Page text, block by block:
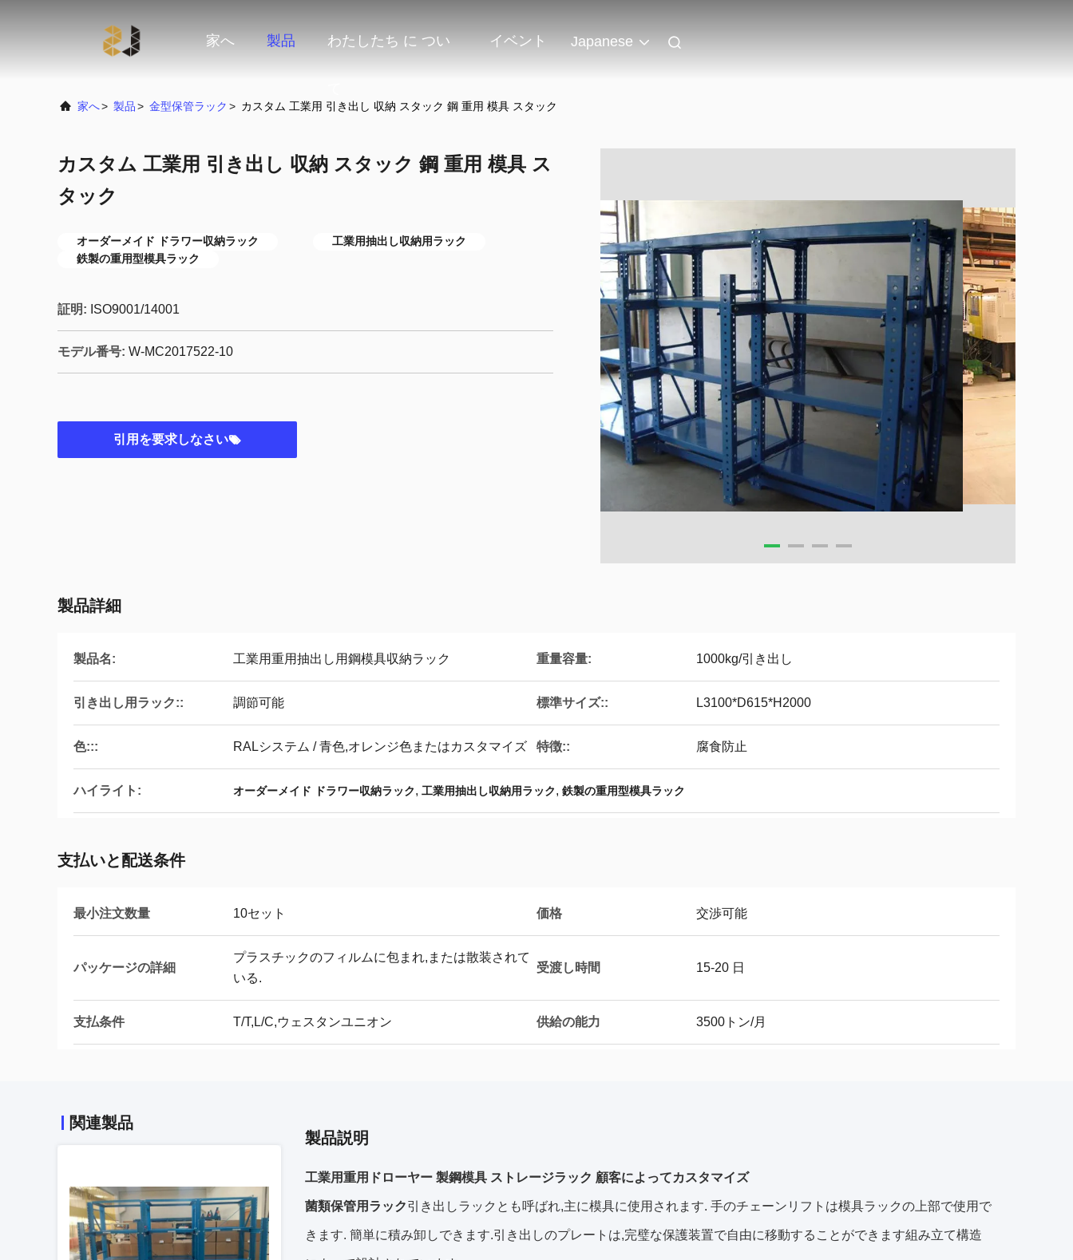
家へ 製品 わたしたち に つい イベント Japanese
家へ> 製品> 金型保管ラック > カスタム 工業用 引き出し 収納 スタック 鋼 重用 模具 スタック
カスタム 工業用 引き出し 収納 スタック 鋼 重用 模具 ス
タック
オーダーメイド ドラワー収納ラック
工業用抽出し収納用ラック
鉄製の重用型模具ラック
証明: ISO9001/14001
モデル番号: W-MC2017522-10
引用を要求しなさい
製品詳細
製品名: 工業用重用抽出し用鋼模具収納ラック 重量容量: 1000kg/引き出し
引き出し用ラック:: 調節可能 標準サイズ:: L3100*D615*H2000
色::: RALシステム / 青色,オレンジ色またはカスタマイズ 特徴:: 腐食防止
ハイライト: オーダーメイド ドラワー収納ラック, 工業用抽出し収納用ラック, 鉄製の重用型模具ラック
支払いと配送条件
最小注文数量 10セット 価格 交渉可能
パッケージの詳細
プラスチックのフィルムに包まれ,または散装されて
いる.
受渡し時間 15-20 日
支払条件 T/T,L/C,ウェスタンユニオン 供給の能力 3500トン/月
関連製品
製品説明
工業用重用ドローヤー 製鋼模具 ストレージラック 顧客によってカスタマイズ
菌類保管用ラック引き出しラックとも呼ばれ,主に模具に使用されます. 手のチェーンリフトは模具ラックの上部で使用で
きます. 簡単に積み卸しできます.引き出しのプレートは,完璧な保護装置で自由に移動することができます組み立て構造